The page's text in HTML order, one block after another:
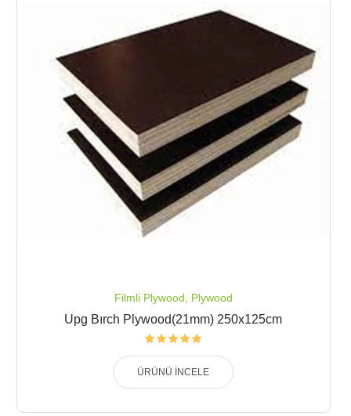
Filmli Plywood, Plywood
Upg Bırch Plywood(21mm) 250x125cm
ÜRÜNÜ İNCELE